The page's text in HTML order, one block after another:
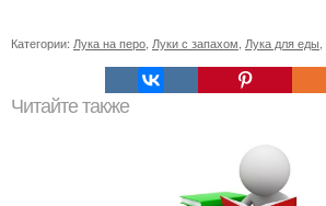
Категории: Лука на перо Луки с запахом Лука для еды
Читайте также